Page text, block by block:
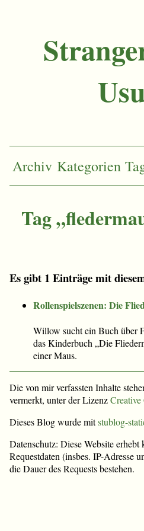
Archiv Kategorien
Tag
Es gibt 1 Einträge mit
Rollenspielszenen: Die
Willow sucht ein Buch über
das Kinderbuch „Die
einer Maus.
Die von mir verfassten Inhalte
vermerkt, unter der Lizenz
Dieses Blog wurde mitstublog-
Datenschutz: Diese Website
Requestdaten (insbes. IP-Adresse
die Dauer des Requests bestehen.